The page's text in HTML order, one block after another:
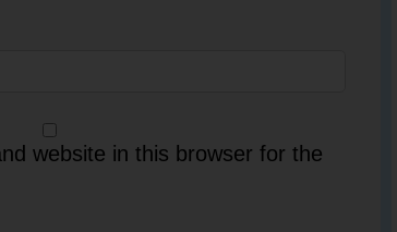
website in this browser for the